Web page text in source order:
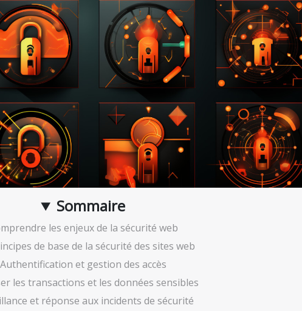
Sommaire
les enjeux de la sécurité web
de base de la sécurité des sites web
Authentification et gestion des accès
les transactions et les données sensibles
et réponse aux incidents de sécurité